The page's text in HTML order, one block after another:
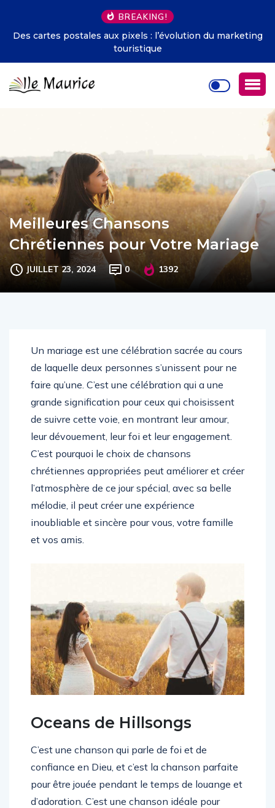
BREAKING!
Des cartes postales aux pixels : l’évolution du marketing
touristique
Meilleures Chansons
Chrétiennes pour Votre Mariage
JUILLET 23, 2024 0 1392
Un mariage est une célébration sacrée au cours
de laquelle deux personnes s’unissent pour ne
faire qu’une. C’est une célébration qui a une
grande signification pour ceux qui choisissent
de suivre cette voie, en montrant leur amour,
leur dévouement, leur foi et leur engagement.
C’est pourquoi le choix de chansons
chrétiennes appropriées peut améliorer et créer
l’atmosphère de ce jour spécial, avec sa belle
mélodie, il peut créer une expérience
inoubliable et sincère pour vous, votre famille
et vos amis.
Oceans de Hillsongs
C’est une chanson qui parle de foi et de
confiance en Dieu, et c’est la chanson parfaite
pour être jouée pendant le temps de louange et
d’adoration. C’est une chanson idéale pour